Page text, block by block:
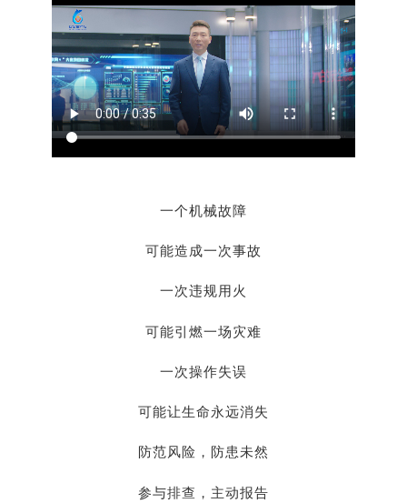
一个机械故障
可能造成一次事故
一次违规用火
可能引燃一场灾难
一次操作失误
可能让生命永远消失
防范风险，防患未然
参与排查，主动报告